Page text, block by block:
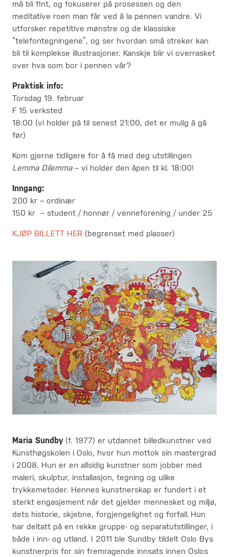
må bli fint, og fokuserer på prosessen og den
meditative roen man får ved å la pennen vandre. Vi
utforsker repetitive mønstre og de klassiske
“telefontegningene”, og ser hvordan små streker kan
bli til komplekse illustrasjoner. Kanskje blir vi overrasket
over hva som bor i pennen vår?
Praktisk info:
Torsdag 19. februar
F 15 verksted
18:00 (vi holder på til senest 21:00, det er mulig å gå
før)
Kom gjerne tidligere for å få med deg utstillingen
Lemma Dilemma – vi holder den åpen til kl. 18:00!
Inngang:
200 kr – ordinær
150 kr – student / honnør / venneforening / under 25
KJØP BILLETT HER (begrenset med plasser)
Maria Sundby(f. 1977) er utdannet billedkunstner ved
Kunsthøgskolen i Oslo, hvor hun mottok sin mastergrad
i 2008. Hun er en allsidig kunstner som jobber med
maleri, skulptur, installasjon, tegning og ulike
trykkemetoder. Hennes kunstnerskap er fundert i et
sterkt engasjement når det gjelder mennesket og miljø,
dets historie, skjebne, forgjengelighet og forfall. Hun
har deltatt på en rekke gruppe- og separatutstillinger, i
både i inn- og utland. I 2011 ble Sundby tildelt Oslo Bys
kunstnerpris for sin fremragende innsats innen Oslos